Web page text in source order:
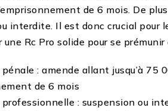
de 6 mois. De
interdite. Il est donc crucial pour
une Rc Pro solide pour se
: amende allant jusqu’à 75
de 6 mois
: suspension ou